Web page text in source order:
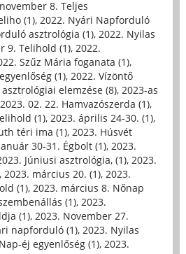
8. Teljes
(1), 2022. Nyári Napforduló
asztrológia (1), 2022. Nyilas
9. Telihold (1), 2022.
Szűz Mária foganata (1),
(1), 2022. Vízöntő
elemzése (8), 2023-as
2023. 02. 22. Hamvazószerda (1),
(1), 2023. április 24-30. (1),
téri ima (1), 2023. Húsvét
30-31. Égbolt (1), 2023.
Júniusi asztrológia, (1), 2023.
2023. március 20. (1), 2023.
(1), 2023. március 8. Nőnap
(1), 2023.
(1), 2023. November 27.
napforduló (1), 2023. Nyilas
éj egyenlőség (1), 2023.